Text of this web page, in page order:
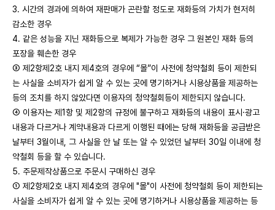
3. 시간의 경과에 의하여 재판매가 곤란할 정도로 재화등의 가치가 현저히
감소한 경우
4. 같은 성능을 지닌 재화등으로 복제가 가능한 경우 그 원본인 재화 등의
포장을 훼손한 경우
③ 제2항제2호 내지 제4호의 경우에 “몰”이 사전에 청약철회 등이 제한되
는 사실을 소비자가 쉽게 알 수 있는 곳에 명기하거나 시용상품을 제공하는
등의 조치를 하지 않았다면 이용자의 청약철회등이 제한되지 않습니다.
④ 이용자는 제1항 및 제2항의 규정에 불구하고 재화등의 내용이 표시·광고
내용과 다르거나 계약내용과 다르게 이행된 때에는 당해 재화등을 공급받은
날부터 3월이내, 그 사실을 안 날 또는 알 수 있었던 날부터 30일 이내에 청
약철회 등을 할 수 있습니다.
5. 주문제작상품으로 주문시 구매하신 경우
① 제2항제2호 내지 제4호의 경우에 "몰"이 사전에 청약철회 등이 제한되는
사실을 소비자가 쉽게 알 수 있는 곳에 명기하거나 시용상품을 제공하는 등